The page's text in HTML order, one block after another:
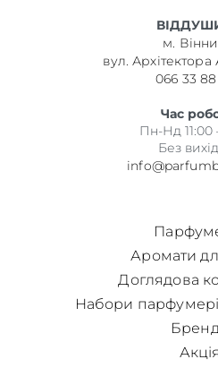
м.
вул. Архітектора
066 33
Час
Пн-Нд 11:00
Без
Аромати
Доглядова
Набори
Акція